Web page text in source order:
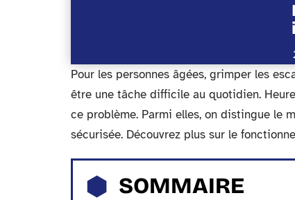
Pour les personnes âgées, grimper les
être une tâche difficile au quotidien.
ce problème. Parmi elles, on distingue le
sécurisée. Découvrez plus sur le
SOMMAIRE